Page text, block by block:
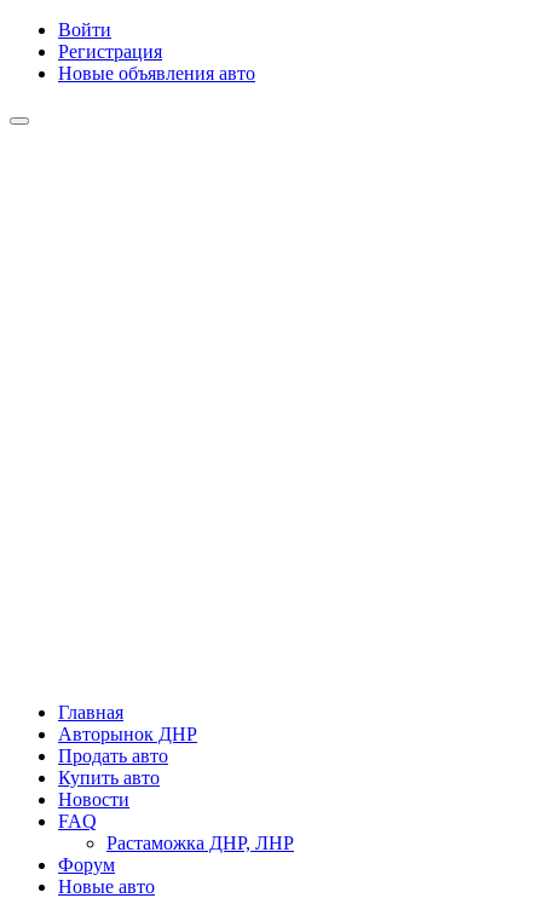
Войти
Регистрация
Новые объявления авто
Главная
Авторынок ДНР
Продать авто
Купить авто
Новости
FAQ
Растаможка ДНР, ЛНР
Форум
Новые авто